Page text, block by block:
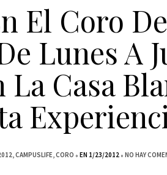
El Coro
Lunes A
La Casa
CAMPUSLIFE CORO EN 1/23/2012 NO HAY